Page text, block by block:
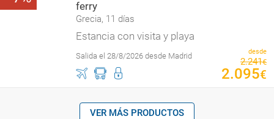
ferry
Grecia, 11 días
Estancia con visita y playa
Salida el 28/8/2026 desde Madrid desde
2.241€
2.095€
VER MÁS PRODUCTOS